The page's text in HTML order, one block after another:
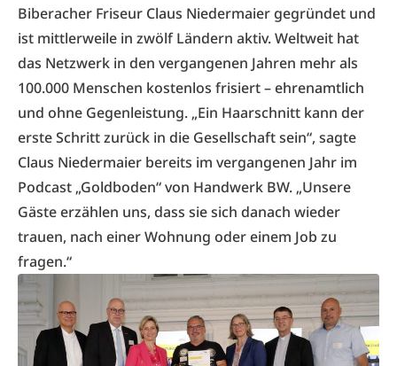
Biberacher Friseur Claus Niedermaier gegründet und
ist mittlerweile in zwölf Ländern aktiv. Weltweit hat
das Netzwerk in den vergangenen Jahren mehr als
100.000 Menschen kostenlos frisiert – ehrenamtlich
und ohne Gegenleistung. „Ein Haarschnitt kann der
erste Schritt zurück in die Gesellschaft sein“, sagte
Claus Niedermaier bereits im vergangenen Jahr im
Podcast „Goldboden“ von Handwerk BW. „Unsere
Gäste erzählen uns, dass sie sich danach wieder
trauen, nach einer Wohnung oder einem Job zu
fragen.“